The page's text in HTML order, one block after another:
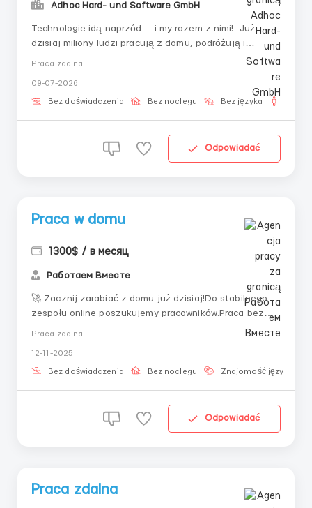
Adhoc Hard- und Software GmbH
Technologie idą naprzód — i my razem z nimi! Już
dzisiaj miliony ludzi pracują z domu, podróżują i
zarządzają swoim czasem. Wszystko, czego do tego
potrzeba — to chęć, niezawodne społeczność i trochę
czasu w ciągu dnia. K R I P T O PRZEMYSŁ Zapraszamy
do zespołu, który ...
Praca zdalna
09-07-2026
Bez doświadczenia Bez noclegu Bez języka
Odpowiadać
Praca w domu
1300$ / в месяц
Работаем Вместе
🚀 Zacznij zarabiać z domu już dzisiaj!Do stabilnego
zespołu online poszukujemy pracowników.Praca bez
dzwonienia, bez sprzedaży, bez stresu.Twoje zadania
formularzy;Podążanie za jasnymi instrukcjami.Co
otrzymasz:💰 4 000–12 000 ₽ dziennie;🎓 Szkolenie z
Praca zdalna
12-11-2025
Bez doświadczenia Bez noclegu Znajomość języka
Odpowiadać
Praca zdalna